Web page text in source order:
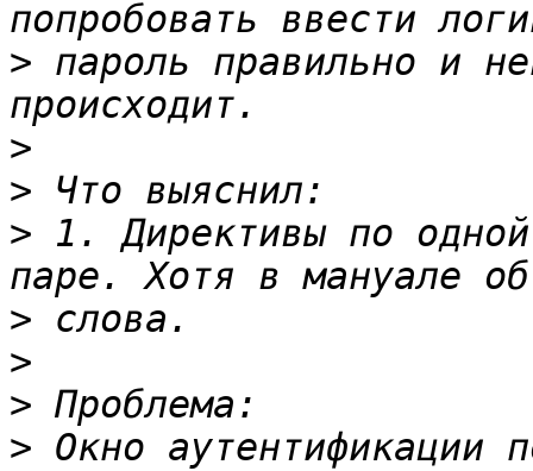
> пароль правильно и
>
>
> 1. Директивы по
>
>
>
> Окно аутентификации